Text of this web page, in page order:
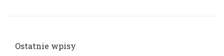
Ostatnie wpisy